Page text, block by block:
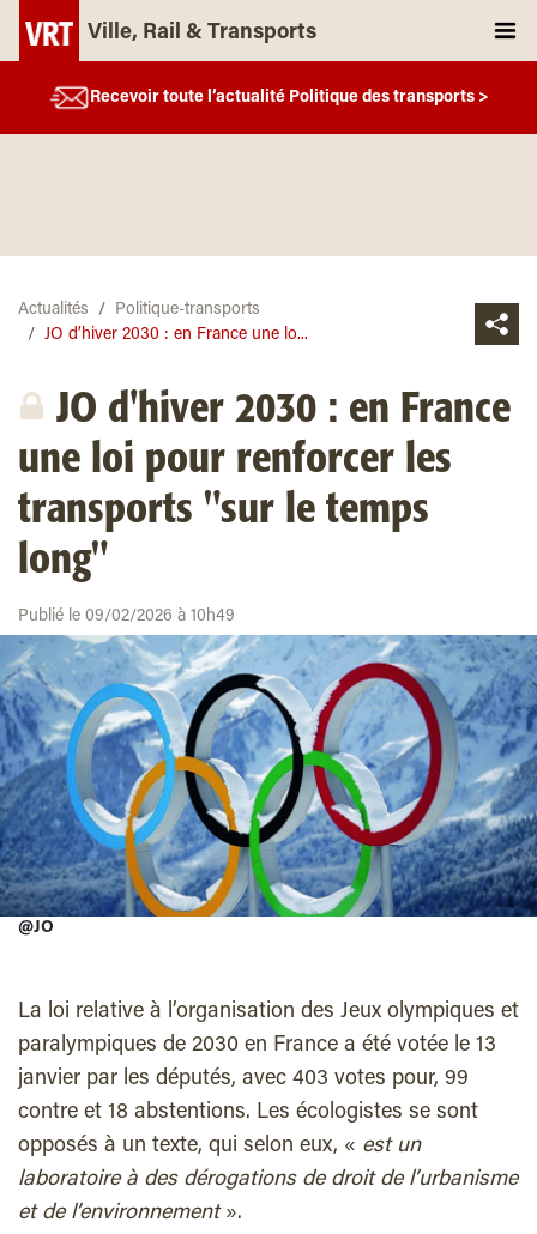
Ville, Rail & Transports
Recevoir toute l’actualité Politique des transports >
Actualités
Politique-transports
JO d’hiver 2030 : en France une lo...
JO d'hiver 2030 : en France
une loi pour renforcer les
transports "sur le temps
long"
Publié le 09/02/2026 à 10h49
@JO
La loi relative à l’organisation des Jeux olympiques et
paralympiques de 2030 en France a été votée le 13
janvier par les députés, avec 403 votes pour, 99
contre et 18 abstentions. Les écologistes se sont
opposés à un texte, qui selon eux, « est un
laboratoire à des dérogations de droit de l’urbanisme
et de l’environnement».